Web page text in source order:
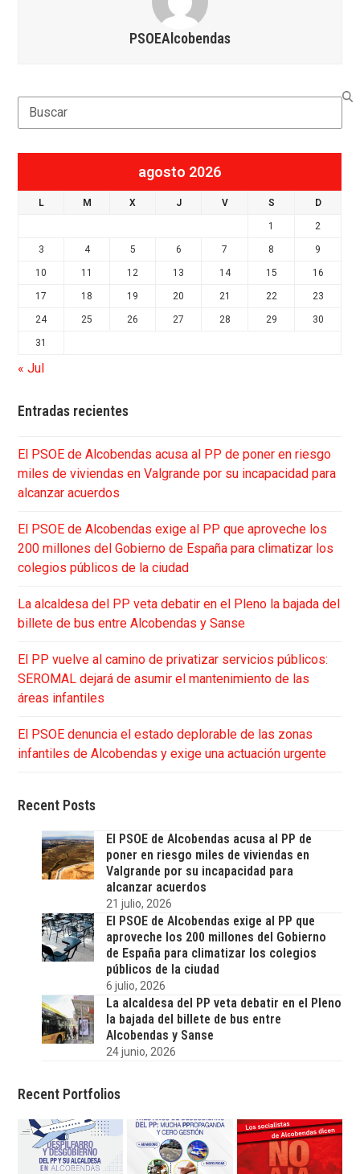
PSOEAlcobendas
Search
agosto 2026
L M X J V S D
1 2
3 4 5 6 7 8 9
10 11 12 13 14 15 16
17 18 19 20 21 22 23
24 25 26 27 28 29 30
31
« Jul
Entradas recientes
El PSOE de Alcobendas acusa al PP de poner en riesgo
miles de viviendas en Valgrande por su incapacidad para
alcanzar acuerdos
El PSOE de Alcobendas exige al PP que aproveche los
200 millones del Gobierno de España para climatizar los
colegios públicos de la ciudad
La alcaldesa del PP veta debatir en el Pleno la bajada del
billete de bus entre Alcobendas y Sanse
El PP vuelve al camino de privatizar servicios públicos:
SEROMAL dejará de asumir el mantenimiento de las
áreas infantiles
El PSOE denuncia el estado deplorable de las zonas
infantiles de Alcobendas y exige una actuación urgente
Recent Posts
El PSOE de Alcobendas acusa al PP de
poner en riesgo miles de viviendas en
Valgrande por su incapacidad para
alcanzar acuerdos
21 julio, 2026
El PSOE de Alcobendas exige al PP que
aproveche los 200 millones del Gobierno
de España para climatizar los colegios
públicos de la ciudad
6 julio, 2026
La alcaldesa del PP veta debatir en el Pleno
la bajada del billete de bus entre
Alcobendas y Sanse
24 junio, 2026
Recent Portfolios